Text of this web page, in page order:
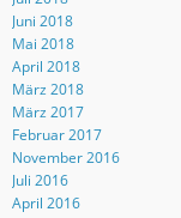
Juni 2018
Mai 2018
April 2018
März 2018
März 2017
Februar 2017
November 2016
Juli 2016
April 2016